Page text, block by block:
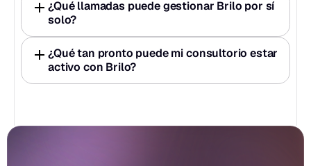
¿Qué llamadas puede gestionar Brilo por sí
solo?
¿Qué tan pronto puede mi consultorio estar
activo con Brilo?